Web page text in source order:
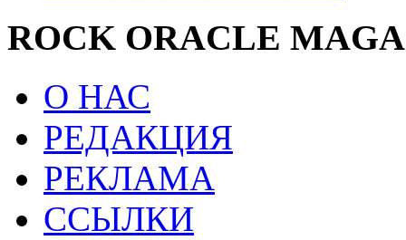
ROCK ORACLE
О НАС
РЕДАКЦИЯ
РЕКЛАМА
ССЫЛКИ